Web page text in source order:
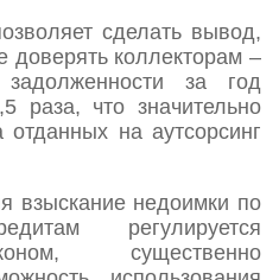
сделать вывод,
доверять коллекторам –
за год
раза, что значительно
на аутсорсинг
взыскание недоимки по
регулируется
существенно